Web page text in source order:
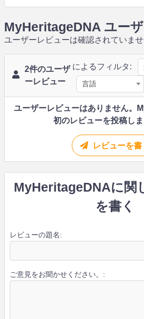
MyHeritageDNA ユー
ユーザーレビューは確認されていま
2件のユーザ
ーレビュー
によるフィルタ:
言語
ユーザーレビューはありません。
初のレビューを投稿しま
レビューを書
MyHeritageDNAに関
を書く
レビューの題名:
ご意見をお聞かせください。: